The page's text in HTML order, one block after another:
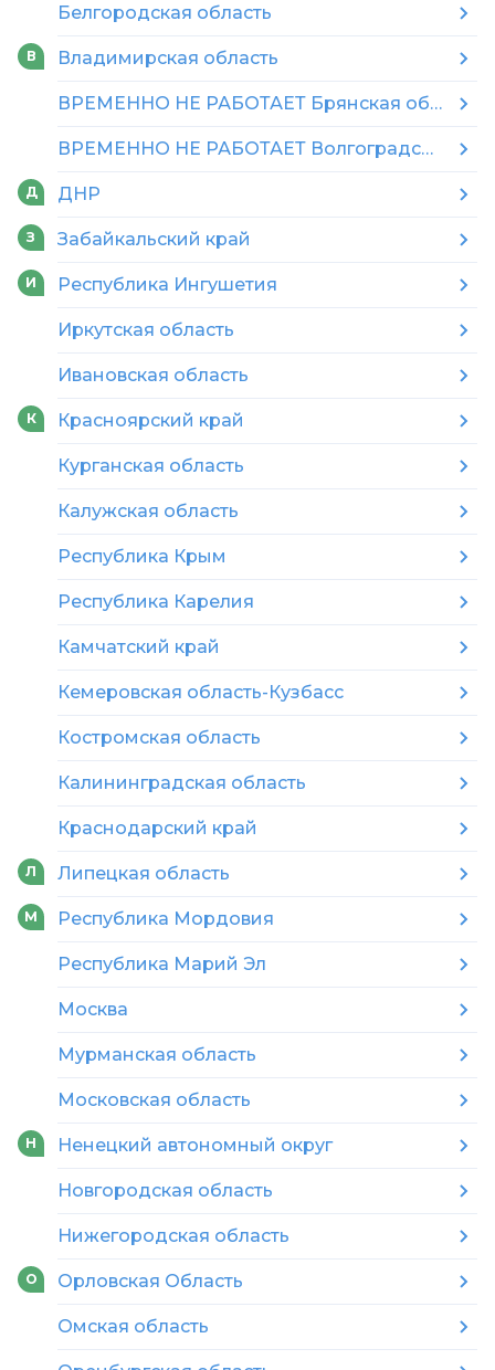
Белгородская область
В Владимирская область
ВРЕМЕННО НЕ РАБОТАЕТ Брянская область
ВРЕМЕННО НЕ РАБОТАЕТ Волгоградская область
Д ДНР
З Забайкальский край
И Республика Ингушетия
Иркутская область
Ивановская область
К Красноярский край
Курганская область
Калужская область
Республика Крым
Республика Карелия
Камчатский край
Кемеровская область-Кузбасс
Костромская область
Калининградская область
Краснодарский край
Л Липецкая область
М Республика Мордовия
Республика Марий Эл
Москва
Мурманская область
Московская область
Н Ненецкий автономный округ
Новгородская область
Нижегородская область
О Орловская Область
Омская область